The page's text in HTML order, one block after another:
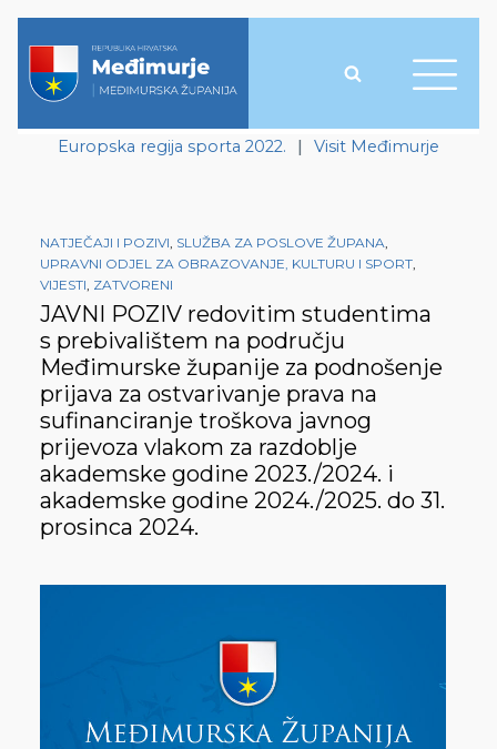
Europska regija sporta 2022. | Visit Međimurje
NATJEČAJI I POZIVI, SLUŽBA ZA POSLOVE ŽUPANA,
UPRAVNI ODJEL ZA OBRAZOVANJE, KULTURU I SPORT,
VIJESTI, ZATVORENI
JAVNI POZIV redovitim studentima
s prebivalištem na području
Međimurske županije za podnošenje
prijava za ostvarivanje prava na
sufinanciranje troškova javnog
prijevoza vlakom za razdoblje
akademske godine 2023./2024. i
akademske godine 2024./2025. do 31.
prosinca 2024.